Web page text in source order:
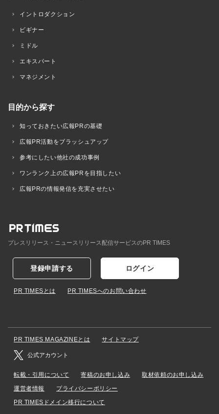
イントロダクション
ビギナー
ミドル
エキスパート
マネジメント
目的から探す
知っておきたい広報PRの基礎
広報PR活動をブラッシュアップ
参考にしたい他社の成功事例
ワンランク上の広報PRを目指したい
広報PRの情報発信を充実させたい
プレスリリース・ニュースリリース配信サービスのPR TIMES
登録申請する ログイン
PR TIMESとは PR TIMESへのお問い合わせ
PR TIMES MAGAZINEとは サイトマップ
公式アカウント
転載・引用について 寄稿のお申し込み
取材依頼のお申し込み
運営者情報
プライバシーポリシー
PR TIMESドメイン移行について